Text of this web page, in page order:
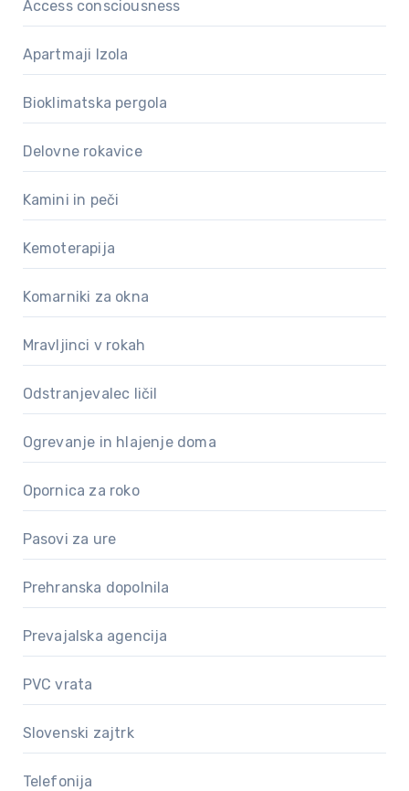
Access consciousness
Apartmaji Izola
Bioklimatska pergola
Delovne rokavice
Kamini in peči
Kemoterapija
Komarniki za okna
Mravljinci v rokah
Odstranjevalec ličil
Ogrevanje in hlajenje doma
Opornica za roko
Pasovi za ure
Prehranska dopolnila
Prevajalska agencija
PVC vrata
Slovenski zajtrk
Telefonija